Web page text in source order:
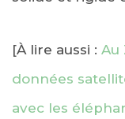
[À lire aussi : Au
données
avec les